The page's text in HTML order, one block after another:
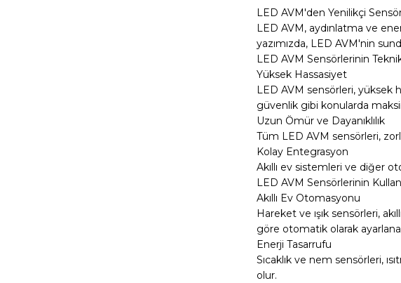
LED AVM'den Yenilikçi
LED AVM, aydınlatma ve
yazımızda, LED AVM'nin
LED AVM Sensörlerinin
Yüksek Hassasiyet
LED AVM sensörleri, yüksek
güvenlik gibi konularda
Uzun Ömür ve Dayanıklılık
Tüm LED AVM sensörleri,
Kolay Entegrasyon
Akıllı ev sistemleri ve diğer
LED AVM Sensörlerinin
Akıllı Ev Otomasyonu
Hareket ve ışık sensörleri,
göre otomatik olarak
Enerji Tasarrufu
Sıcaklık ve nem sensörleri,
olur.